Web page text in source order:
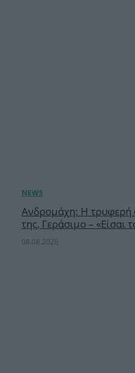
Ανδρομάχη: Η τρυφερή
της, Γεράσιμο –
08.08.2026